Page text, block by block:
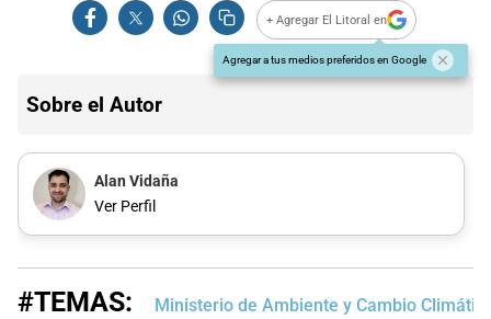
+ Agregar El Litoral en
Agregar a tus medios preferidos en Google
Sobre el Autor
Alan Vidaña
Ver Perfil
#TEMAS: Ministerio de Ambiente y Cambio